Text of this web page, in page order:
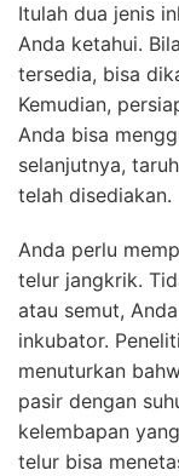
Itulah dua jenis
Anda ketahui.
tersedia, bisa
Kemudian,
Anda bisa
selanjutnya,
telah disediakan.
Anda perlu
telur jangkrik.
atau semut,
inkubator.
menuturkan
pasir dengan
kelembapan
telur bisa